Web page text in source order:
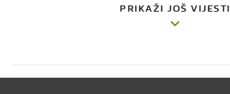
PRIKAŽI JOŠ VIJESTI